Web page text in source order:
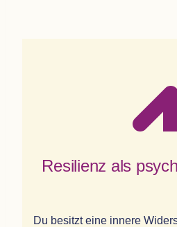
Resi­li­enz als
Du besitzt eine innere